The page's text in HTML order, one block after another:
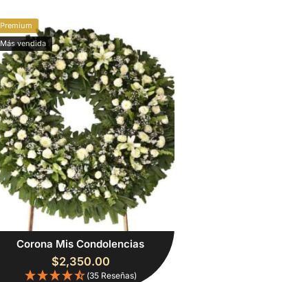
Premium
Más vendida
Corona Mis Condolencias
$2,350.00
(35 Reseñas)